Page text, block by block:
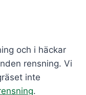
och i häckar
rensning. Vi
inte
.